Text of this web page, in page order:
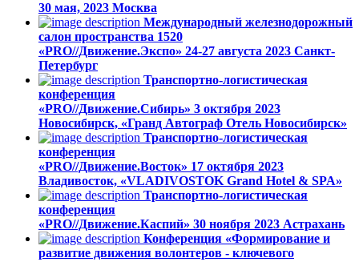
30 мая, 2023 Москва
Международный железнодорожный
салон пространства 1520
«PRO//Движение.Экспо» 24-27 августа 2023 Санкт-
Петербург
Транспортно-логистическая
конференция
«PRO//Движение.Сибирь» 3 октября 2023
Новосибирск, «Гранд Автограф Отель Новосибирск»
Транспортно-логистическая
конференция
«PRO//Движение.Восток» 17 октября 2023
Владивосток, «VLADIVOSTOK Grand Hotel & SPA»
Транспортно-логистическая
конференция
«PRO//Движение.Каспий» 30 ноября 2023 Астрахань
Конференция «Формирование и
развитие движения волонтеров - ключевого